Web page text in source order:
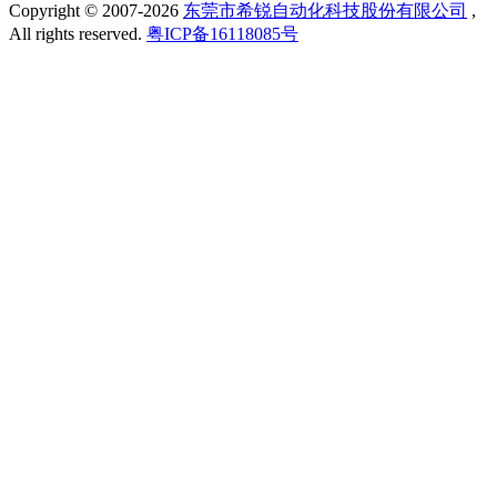
Copyright © 2007-2026 东莞市希锐自动化科技股份有限公司 ,
All rights reserved. 粤ICP备16118085号